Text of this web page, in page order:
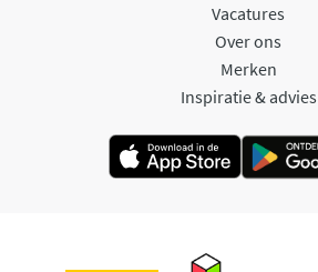
Vacatures
Over ons
Merken
Inspiratie & advies